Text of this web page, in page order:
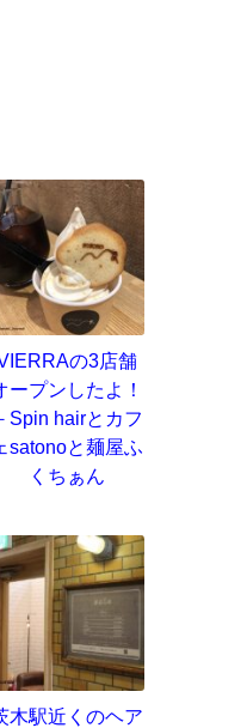
の3店舗
ープンしたよ！
Spin hairとカフ
satonoと麺屋ふ
くちぁん
木駅近くのヘア